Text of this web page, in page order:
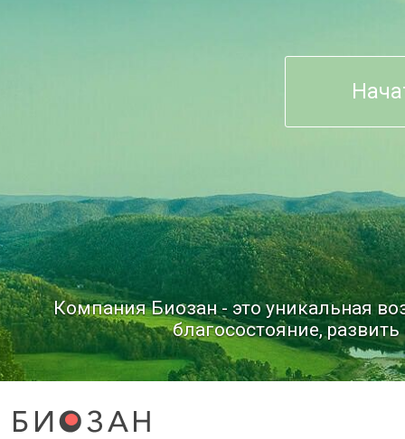
Компания Биозан - это уникальная
благосостояние,